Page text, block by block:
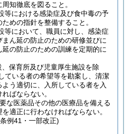
知徹底を図ること。
等における感染症及び食中毒の予
めの指針を整備すること。
等において、職員に対し、感染症
ん延の防止のための研修並びに
の防止のための訓練を定期的に
保育所及び児童厚生施設を除
ている者の希望等を勘案し、清潔
う適切に、入所している者を入
ばならない。
な医薬品その他の医療品を備える
適正に行わなければならない。
例41・一部改正)